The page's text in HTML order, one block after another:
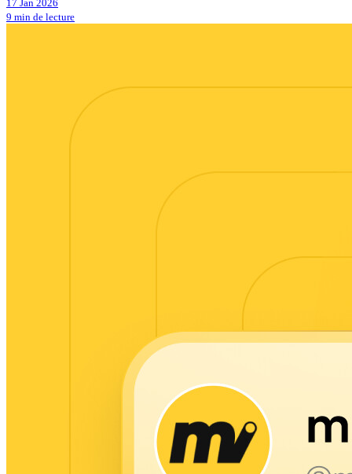
17 Jan 2026
9 min de lecture